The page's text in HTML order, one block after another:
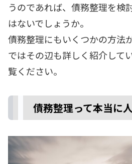
うのであれば、債務整理を検
はないでしょうか。
債務整理にもいくつかの方法
ではその辺も詳しく紹介して
覧ください。
債務整理って本当に